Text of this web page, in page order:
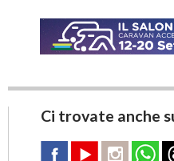
Ci trovate anche